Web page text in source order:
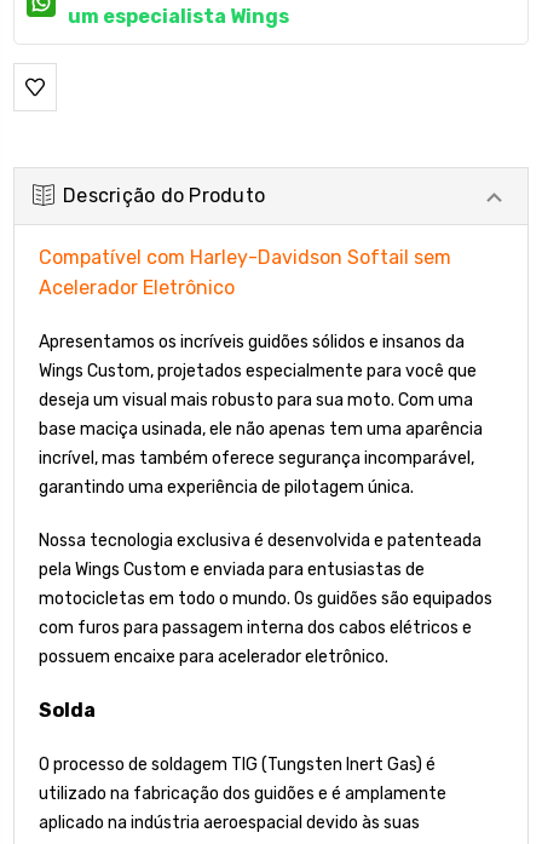
um especialista Wings
Descrição do Produto
Compatível com Harley-Davidson Softail sem
Acelerador Eletrônico
Apresentamos os incríveis guidões sólidos e insanos da
Wings Custom, projetados especialmente para você que
deseja um visual mais robusto para sua moto. Com uma
base maciça usinada, ele não apenas tem uma aparência
incrível, mas também oferece segurança incomparável,
garantindo uma experiência de pilotagem única.
Nossa tecnologia exclusiva é desenvolvida e patenteada
pela Wings Custom e enviada para entusiastas de
motocicletas em todo o mundo. Os guidões são equipados
com furos para passagem interna dos cabos elétricos e
possuem encaixe para acelerador eletrônico.
Solda
O processo de soldagem TIG (Tungsten Inert Gas) é
utilizado na fabricação dos guidões e é amplamente
aplicado na indústria aeroespacial devido às suas